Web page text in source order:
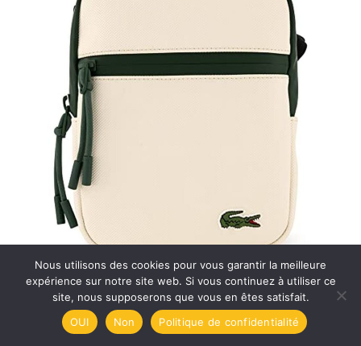
Avis : sacoche en cuir XXL Stilord ‘Gigantus
Nous utilisons des cookies pour vous garantir la meilleure
expérience sur notre site web. Si vous continuez à utiliser ce
site, nous supposerons que vous en êtes satisfait.
OUI
Non Politique de confidentialité